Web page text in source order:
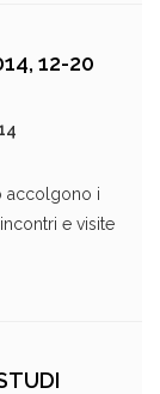
12-20
accolgono i
e visite